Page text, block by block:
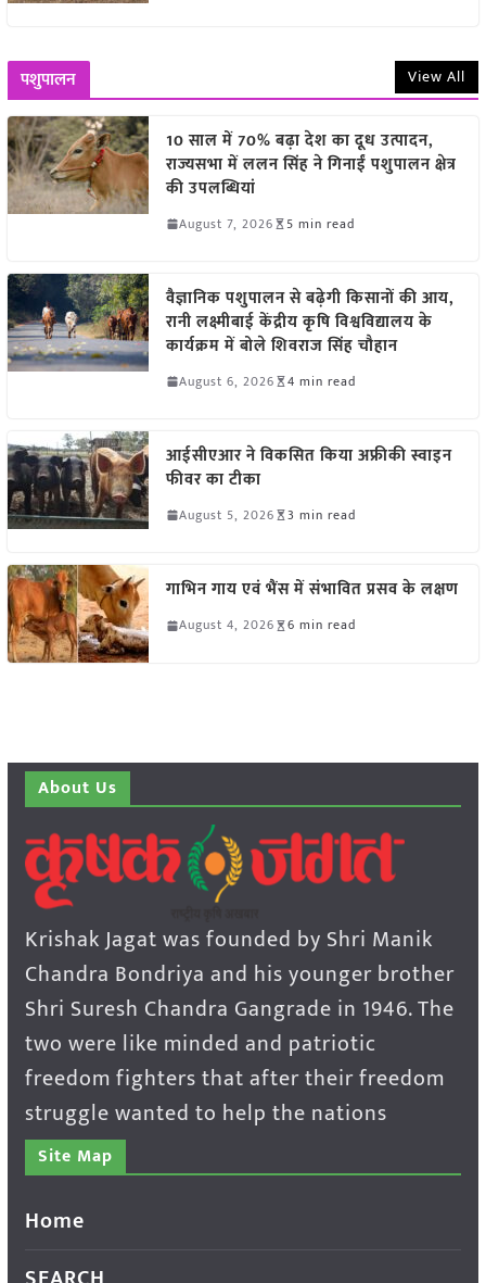
पशुपालन View All
10 साल में 70% बढ़ा देश का दूध उत्पादन,
राज्यसभा में ललन सिंह ने गिनाईं पशुपालन क्षेत्र
की उपलब्धियां
August 7, 2026 5 min read
वैज्ञानिक पशुपालन से बढ़ेगी किसानों की आय,
रानी लक्ष्मीबाई केंद्रीय कृषि विश्वविद्यालय के
कार्यक्रम में बोले शिवराज सिंह चौहान
August 6, 2026 4 min read
आईसीएआर ने विकसित किया अफ्रीकी स्वाइन
फीवर का टीका
August 5, 2026 3 min read
गाभिन गाय एवं भैंस में संभावित प्रसव के लक्षण
August 4, 2026 6 min read
About Us
Krishak Jagat was founded by Shri Manik
Chandra Bondriya and his younger brother
Shri Suresh Chandra Gangrade in 1946. The
two were like minded and patriotic
freedom fighters that after their freedom
struggle wanted to help the nations
Site Map
Home